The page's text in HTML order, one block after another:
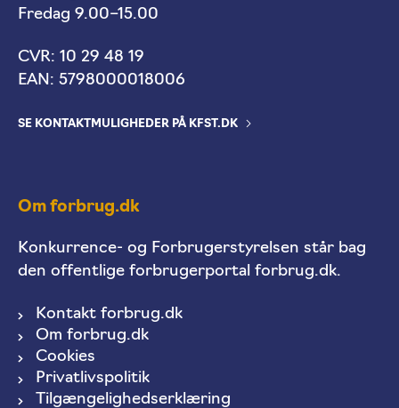
Fredag 9.00–15.00
CVR: 10 29 48 19
EAN: 5798000018006
SE KONTAKTMULIGHEDER PÅ KFST.DK
Om forbrug.dk
Konkurrence- og Forbrugerstyrelsen står bag
den offentlige forbrugerportal forbrug.dk.
Kontakt forbrug.dk
Om forbrug.dk
Cookies
Privatlivspolitik
Tilgængelighedserklæring